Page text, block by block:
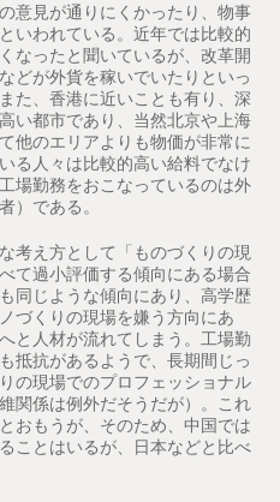
意見が通りにくかったり、物事
いわれている。近年では比較的
なったと聞いているが、改革開
どが外貨を稼いでいたりといっ
た、香港に近いことも有り、深
い都市であり、当然北京や上海
他のエリアよりも物価が非常に
る人々は比較的高い給料でなけ
場勤務をおこなっているのは外
）である。
考え方として「ものづくりの現
て過小評価する傾向にある場合
同じような傾向にあり、高学歴
づくりの現場を嫌う方向にあ
と人材が流れてしまう。工場勤
抵抗があるようで、長期間じっ
の現場でのプロフェッショナル
関係は例外だそうだが）。これ
おもうが、そのため、中国では
ことはいるが、日本などと比べ